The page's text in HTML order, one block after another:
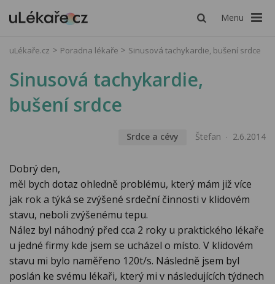
Menu
uLékaře.cz Poradna lékaře Sinusová tachykardie, bušení srdce
Sinusová tachykardie,
bušení srdce
Srdce a cévy Štefan 2.6.2014
Dobrý den,
měl bych dotaz ohledně problému, který mám již více
jak rok a týká se zvýšené srdeční činnosti v klidovém
stavu, neboli zvýšenému tepu.
Nález byl náhodný před cca 2 roky u praktického lékaře
u jedné firmy kde jsem se ucházel o místo. V klidovém
stavu mi bylo naměřeno 120t/s. Následně jsem byl
poslán ke svému lékaři, který mi v následujících týdnech